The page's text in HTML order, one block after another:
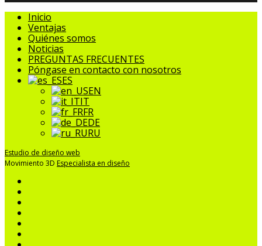
Cerrar
Menú
Inicio
Ventajas
Quiénes somos
Noticias
PREGUNTAS FRECUENTES
Póngase en contacto con nosotros
ES
EN
IT
FR
DE
RU
Estudio de diseño web
Movimiento 3D Especialista en diseño